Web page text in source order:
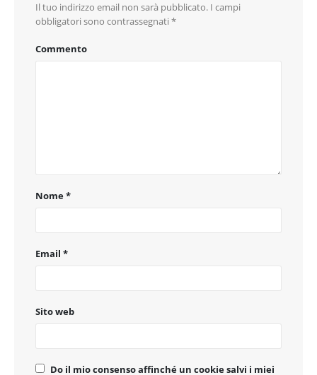
Il tuo indirizzo email non sarà pubblicato. I campi
obbligatori sono contrassegnati *
Commento
Nome*
Email *
Sito web
Do il mio consenso affinché un cookie salvi i miei